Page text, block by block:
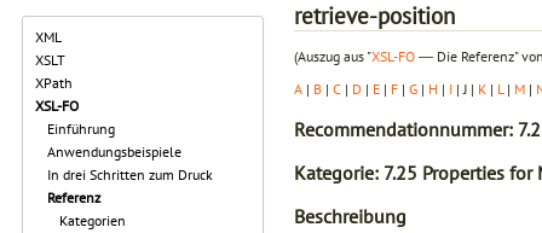
XML
XSLT
XPath
XSL-FO
Einführung
Anwendungsbeispiele
In drei Schritten zum Druck
Referenz
Kategorien
retrieve-position
(Auszug aus "XSL-FO ― Die Referenz"
A | B | C | D | E | F | G | H | I | J | K | L | M |
Recommendationnummer:
Kategorie: 7.25 Properties for
Beschreibung